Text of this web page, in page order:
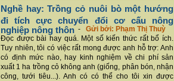
Nghề hay: Trồng cỏ nuôi bò một hướng
đi tích cực chuyển đổi cơ cấu nông
nghiệp nông thôn - Gửi bởi: Phạm Thị Thuỳ
Đọc được bài hay quá. Một số kiến thức rất bổ ích.
Tuy nhiên, tôi có việc rất mong được anh hỗ trợ: Anh
có định mức nào, hay kinh nghiệm về chi phí sản
xuất 1 ha trồng cỏ không anh (giống, phân bón, nhận
công, tưới tiêu...). Anh có có thể cho tôi xin được